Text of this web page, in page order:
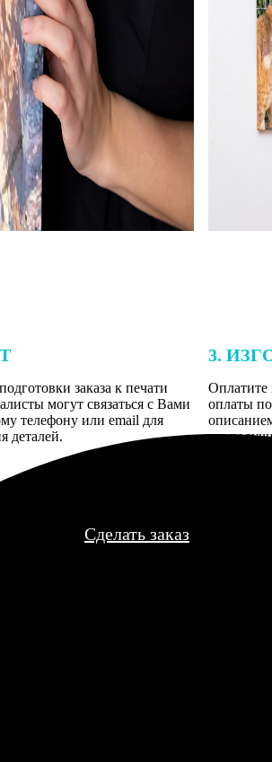
заказа к печати
могут связаться с Вами
телефону или email для
деталей.
3.
Оплатите
оплаты
вы
Сделать заказ
материал чешучий, не очень приятно